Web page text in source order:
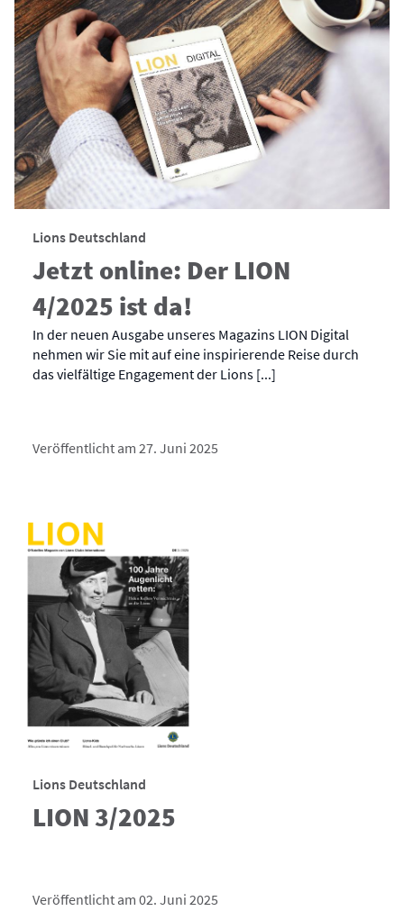
Lions Deutschland
Jetzt online: Der LION
4/2025 ist da!
In der neuen Ausgabe unseres Magazins LION Digital
nehmen wir Sie mit auf eine inspirierende Reise durch
das vielfältige Engagement der Lions [...]
Veröffentlicht am 27. Juni 2025
Lions Deutschland
LION 3/2025
Veröffentlicht am 02. Juni 2025